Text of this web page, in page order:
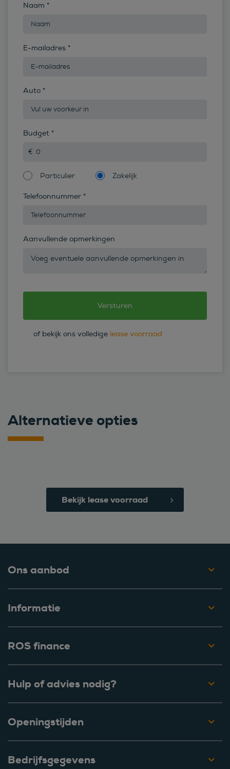
Naam *
E-mailadres *
Auto *
Budget *
Particulier Zakelijk
Telefoonnummer *
Aanvullende opmerkingen
of bekijk ons volledige lease voorraad
Alternatieve opties
Bekijk lease voorraad
Ons aanbod
Informatie
ROS finance
Hulp of advies nodig?
Openingstijden
Bedrijfsgegevens